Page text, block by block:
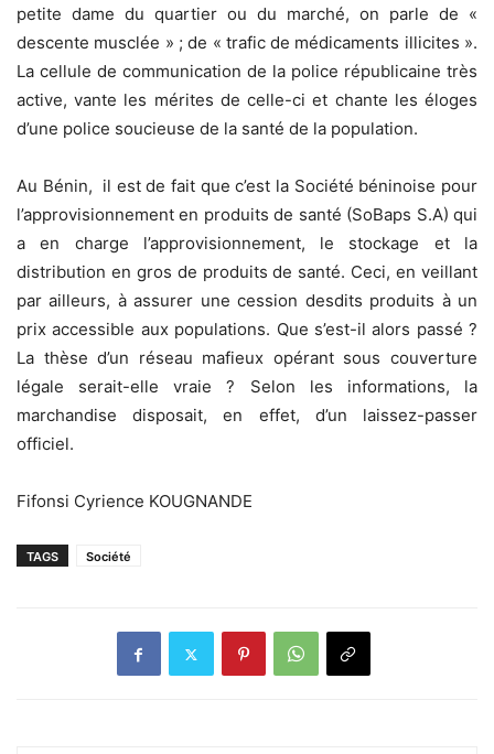
petite dame du quartier ou du marché, on parle de «
descente musclée » ; de « trafic de médicaments illicites ».
La cellule de communication de la police républicaine très
active, vante les mérites de celle-ci et chante les éloges
d’une police soucieuse de la santé de la population.
Au Bénin, il est de fait que c’est la Société béninoise pour
l’approvisionnement en produits de santé (SoBaps S.A) qui
a en charge l’approvisionnement, le stockage et la
distribution en gros de produits de santé. Ceci, en veillant
par ailleurs, à assurer une cession desdits produits à un
prix accessible aux populations. Que s’est-il alors passé ?
La thèse d’un réseau mafieux opérant sous couverture
légale serait-elle vraie ? Selon les informations, la
marchandise disposait, en effet, d’un laissez-passer
officiel.
Fifonsi Cyrience KOUGNANDE
TAGS Société